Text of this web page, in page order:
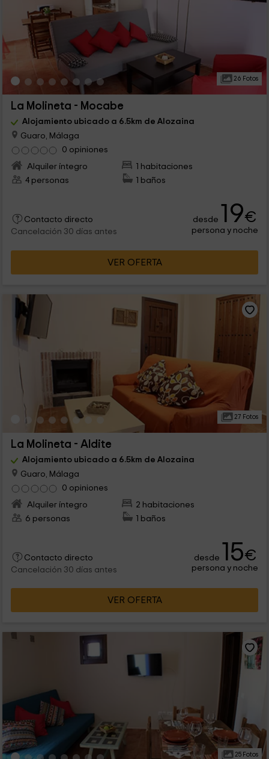
26 Fotos
La Molineta - Mocabe
Alojamiento ubicado a 6.5km de Alozaina
Guaro, Málaga
0 opiniones
Alquiler íntegro
1 habitaciones
4 personas
1 baños
Contacto directo
Cancelación 30 días antes
desde 19€
persona y noche
VER OFERTA
27 Fotos
La Molineta - Aldite
Alojamiento ubicado a 6.5km de Alozaina
Guaro, Málaga
0 opiniones
Alquiler íntegro
2 habitaciones
6 personas
1 baños
Contacto directo
Cancelación 30 días antes
desde 15€
persona y noche
VER OFERTA
25 Fotos